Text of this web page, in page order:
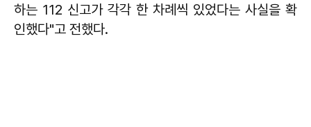
하는 112 신고가 각각 한 차례씩 있었다는 사실을 확
인했다"고 전했다.